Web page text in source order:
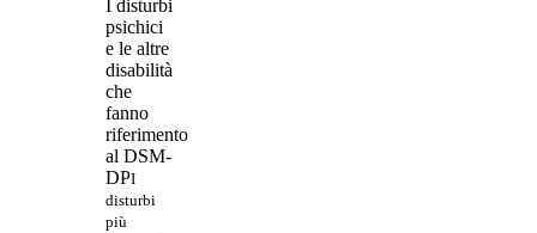
I disturbi
psichici
e le altre
disabilità
che
fanno
riferimento
al DSM-
DPI
disturbi
più